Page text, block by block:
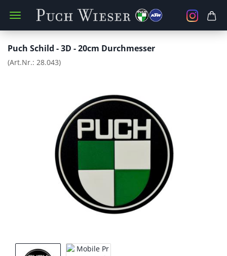
Puch Schild - 3D - 20cm Durchmesser
(Art.Nr.: 28.043)